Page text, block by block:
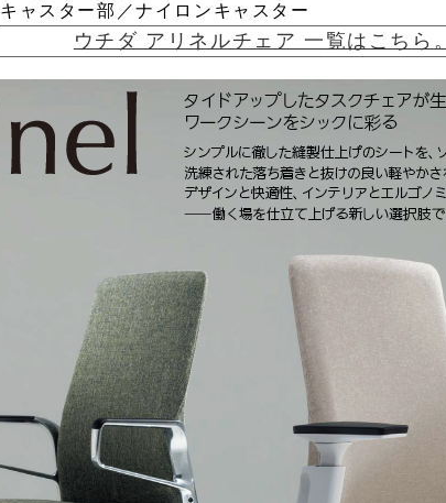
キャスター部／ナイロンキャスター
ウチダ アリネルチェア 一覧はこちら。